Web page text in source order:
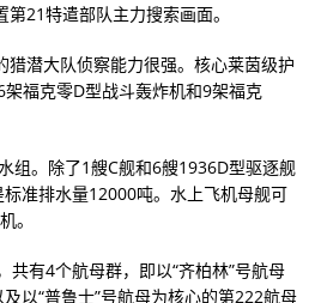
21特遣部队主力搜索画面。
猎潜大队侦察能力很强。核心莱茵级护
福克零D型战斗轰炸机和9架福克
组。除了1艘C舰和6艘1936D型驱逐舰
准排水量12000吨。水上飞机母舰可
。
共有4个航母群，即以“齐柏林”号航母
以“普鲁士”号航母为核心的第222航母